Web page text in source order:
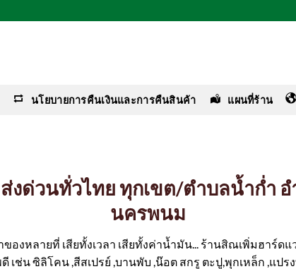
นโยบายการคืนเงินและการคืนสินค้า แผนที่ร้าน
ส่งด่วนทั่วไทย ทุกเขต/ตำบลน้ำก่ำ
นครพนม
องหลายที่ เสียทั้งเวลา เสียทั้งค่าน้ำมัน... ร้านสิณเพิ่มฮาร์ด
ช่น ซิลิโคน ,สีสเปรย์ ,บานพับ ,น๊อต สกรู ตะปู,พุกเหล็ก ,แปร